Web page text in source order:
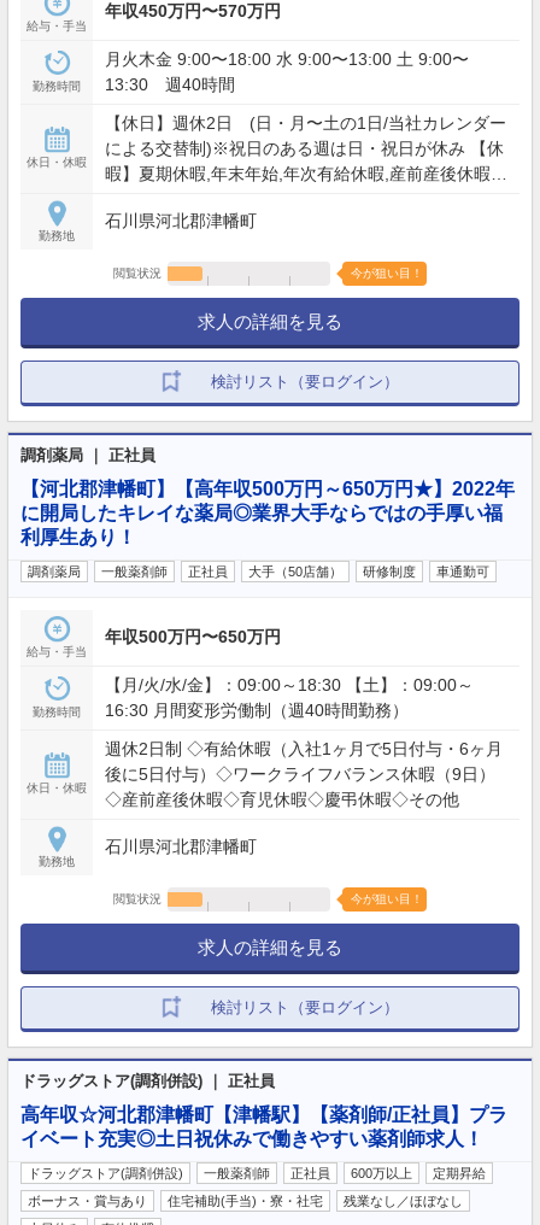
給与・手当
年収450万円〜570万円
勤務時間
月火木金 9:00〜18:00 水 9:00〜13:00 土 9:00〜
13:30 週40時間
休日・休暇
【休日】週休2日 (日・月〜土の1日/当社カレンダー
による交替制)※祝日のある週は日・祝日が休み 【休
暇】夏期休暇,年末年始,年次有給休暇,産前産後休暇,
勤務地
石川県河北郡津幡町
閲覧状況 今が狙い目！
求人の詳細を見る
検討リスト（要ログイン）
調剤薬局 ｜ 正社員
【河北郡津幡町】【高年収500万円～650万円★】2022年
に開局したキレイな薬局◎業界大手ならではの手厚い福
利厚生あり！
調剤薬局 一般薬剤師 正社員 大手（50店舗） 研修制度 車通勤可
給与・手当
年収500万円〜650万円
勤務時間
【月/火/水/金】：09:00～18:30 【土】：09:00～
16:30 月間変形労働制（週40時間勤務）
休日・休暇
週休2日制 ◇有給休暇（入社1ヶ月で5日付与・6ヶ月
後に5日付与）◇ワークライフバランス休暇（9日）
◇産前産後休暇◇育児休暇◇慶弔休暇◇その他
勤務地
石川県河北郡津幡町
閲覧状況 今が狙い目！
求人の詳細を見る
検討リスト（要ログイン）
ドラッグストア(調剤併設) ｜ 正社員
高年収☆河北郡津幡町【津幡駅】【薬剤師/正社員】プラ
イベート充実◎土日祝休みで働きやすい薬剤師求人！
ドラッグストア(調剤併設) 一般薬剤師 正社員 600万以上
定期昇給
ボーナス・賞与あり
住宅補助(手当)・寮・社宅
残業なし／ほぼなし